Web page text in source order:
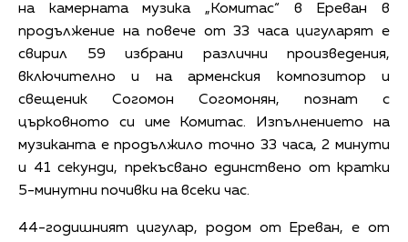
на камерната музика „Комитас“ в Ереван в
продължение на повече от 33 часа цигуларят е
свирил 59 избрани различни произведения,
включително и на арменския композитор и
свещеник Согомон Согомонян, познат с
църковното си име Комитас. Изпълнението на
музиканта е продължило точно 33 часа, 2 минути
и 41 секунди, прекъсвано единствено от кратки
5-минутни почивки на всеки час.
44-годишният цигулар, родом от Ереван, е от